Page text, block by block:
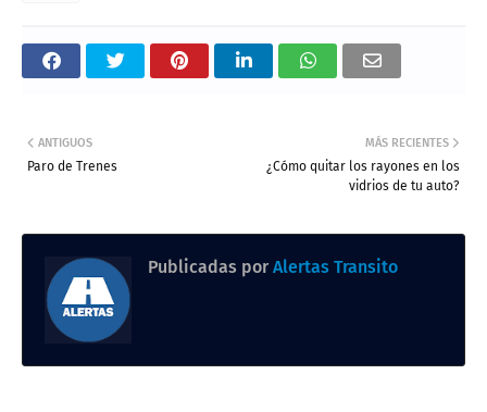
MÁS RECIENTES
¿Cómo quitar los rayones en los
vidrios de tu auto?
ANTIGUOS
Paro de Trenes
Publicadas por Alertas Transito